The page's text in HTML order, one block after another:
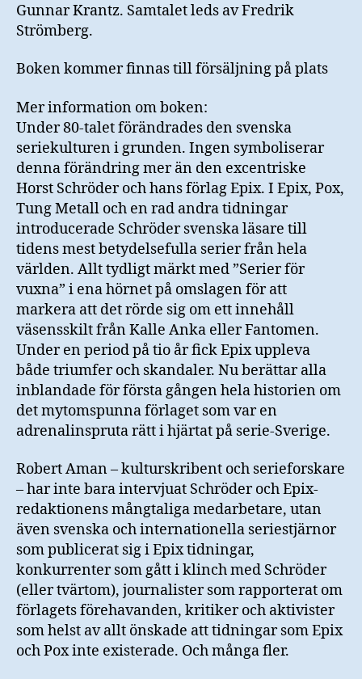
Gunnar Krantz. Samtalet leds av Fredrik
Strömberg.
Boken kommer finnas till försäljning på plats
Mer information om boken:
Under 80-talet förändrades den svenska
seriekulturen i grunden. Ingen symboliserar
denna förändring mer än den excentriske
Horst Schröder och hans förlag Epix. I Epix, Pox,
Tung Metall och en rad andra tidningar
introducerade Schröder svenska läsare till
tidens mest betydelsefulla serier från hela
världen. Allt tydligt märkt med ”Serier för
vuxna” i ena hörnet på omslagen för att
markera att det rörde sig om ett innehåll
väsensskilt från Kalle Anka eller Fantomen.
Under en period på tio år fick Epix uppleva
både triumfer och skandaler. Nu berättar alla
inblandade för första gången hela historien om
det mytomspunna förlaget som var en
adrenalinspruta rätt i hjärtat på serie-Sverige.
Robert Aman – kulturskribent och serieforskare
– har inte bara intervjuat Schröder och Epix-
redaktionens mångtaliga medarbetare, utan
även svenska och internationella seriestjärnor
som publicerat sig i Epix tidningar,
konkurrenter som gått i klinch med Schröder
(eller tvärtom), journalister som rapporterat om
förlagets förehavanden, kritiker och aktivister
som helst av allt önskade att tidningar som Epix
och Pox inte existerade. Och många fler.